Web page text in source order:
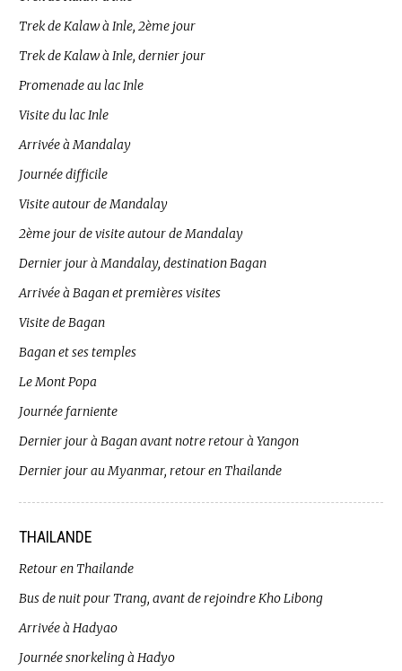
Trek de Kalaw à Inle, 2ème jour
Trek de Kalaw à Inle, dernier jour
Promenade au lac Inle
Visite du lac Inle
Arrivée à Mandalay
Journée difficile
Visite autour de Mandalay
2ème jour de visite autour de Mandalay
Dernier jour à Mandalay, destination Bagan
Arrivée à Bagan et premières visites
Visite de Bagan
Bagan et ses temples
Le Mont Popa
Journée farniente
Dernier jour à Bagan avant notre retour à Yangon
Dernier jour au Myanmar, retour en Thailande
THAILANDE
Retour en Thailande
Bus de nuit pour Trang, avant de rejoindre Kho Libong
Arrivée à Hadyao
Journée snorkeling à Hadyo